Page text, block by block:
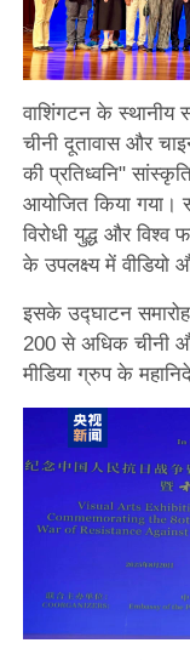
वाशिंगटन के
चीनी दूतावास और
की प्रतिध्वनि"
आयोजित किया गया।
विरोधी युद्ध और विश्व
के उपलक्ष्य में वीडियो
इसके उद्घाटन
200 से अधिक चीनी
मीडिया ग्रुप के